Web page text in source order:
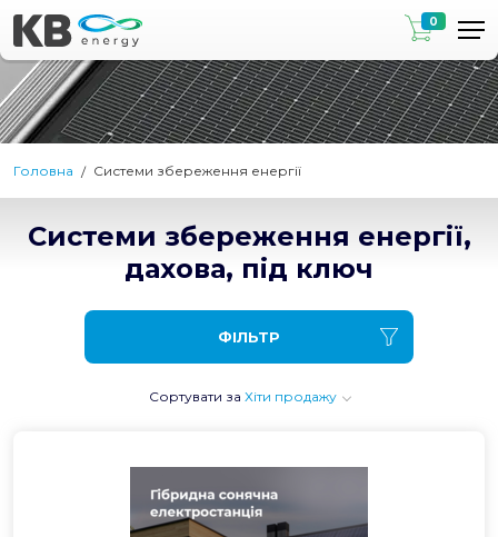
0
Головна Системи збереження енергії
Системи збереження енергії,
дахова, під ключ
ФІЛЬТР
Сортувати за Хіти продажу